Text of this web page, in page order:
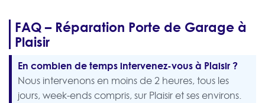
FAQ – Réparation Porte de Garage à
Plaisir
En combien de temps intervenez-vous à Plaisir ?
Nous intervenons en moins de 2 heures, tous les
jours, week-ends compris, sur Plaisir et ses environs.